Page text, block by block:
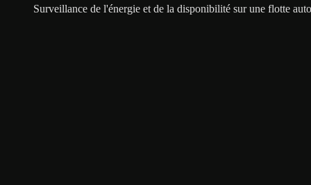
Surveillance de l'énergie et de la disponibilité sur une flotte